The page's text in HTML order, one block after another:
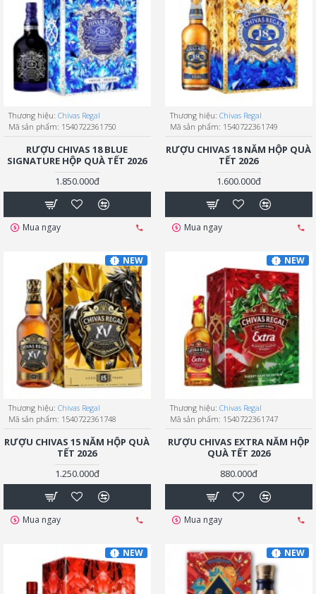
Thương hiệu: Chivas Regal
Mã sản phẩm: 1540722361750
RƯỢU CHIVAS 18 BLUE
SIGNATURE HỘP QUÀ TẾT 2026
1.850.000đ
Mua ngay
Thương hiệu: Chivas Regal
Mã sản phẩm: 1540722361749
RƯỢU CHIVAS 18 NĂM HỘP QUÀ
TẾT 2026
1.600.000đ
Mua ngay
NEW
Thương hiệu: Chivas Regal
Mã sản phẩm: 1540722361748
RƯỢU CHIVAS 15 NĂM HỘP QUÀ
TẾT 2026
1.250.000đ
Mua ngay
NEW
Thương hiệu: Chivas Regal
Mã sản phẩm: 1540722361747
RƯỢU CHIVAS EXTRA NĂM HỘP
QUÀ TẾT 2026
880.000đ
Mua ngay
NEW NEW